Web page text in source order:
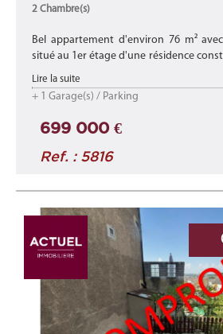
2 Chambre(s)
Bel appartement d'environ 76 m²
situé au 1er étage d'une résidence
rue calme à Differdange.
Idéalement situé, il se trouve à pro ...
Lire la suite
+ 1 Garage(s) / Parking
699 000 €
Ref. : 5816